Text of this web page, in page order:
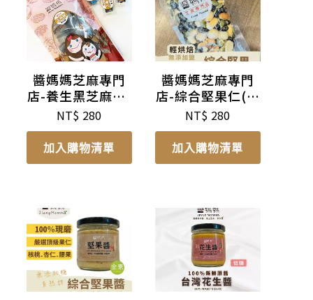
醬媽媽芝麻專門
店-養生黑芝麻糕-
綜合
NT$ 280
加入購物清單
醬媽媽芝麻專門
店-綜合堅果仁(六
種)
NT$ 280
加入購物清單